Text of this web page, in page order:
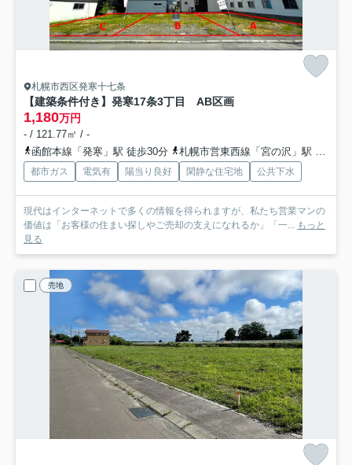
札幌市西区発寒十七条
【建築条件付き】発寒17条3丁目 AB区画
1,180万円
- / 121.77㎡ / -
函館本線「発寒」駅 徒歩30分
札幌市営東西線「宮の沢」駅 徒歩35分
都市ガス 電気有 陽当り良好 閑静な住宅地 公共下水
現代はインターネットで多くの情報を得られますが、私たち営業マンの
価値は「お客様の住まい探しやご売却の支えになれるか」「一...
もっと
見る
売地